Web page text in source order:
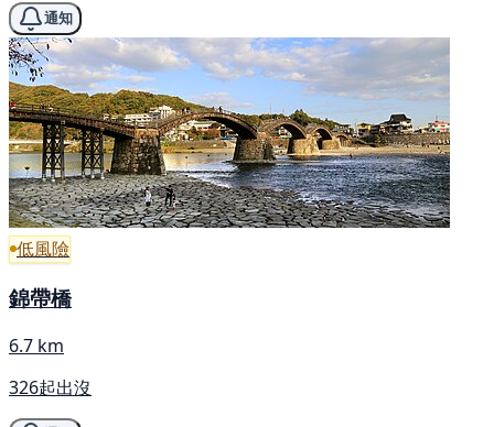
通知
低風險
錦帶橋
6.7 km
326起出沒